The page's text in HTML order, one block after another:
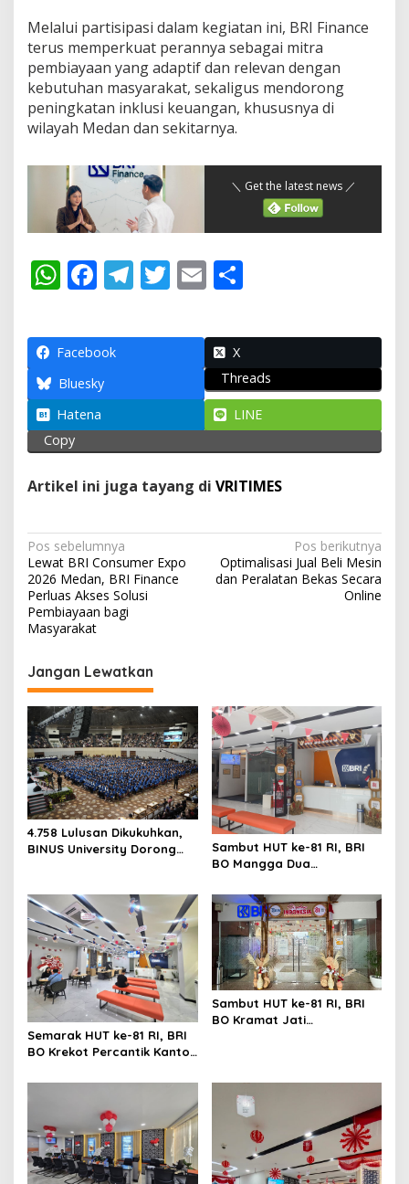
Melalui partisipasi dalam kegiatan ini, BRI Finance
terus memperkuat perannya sebagai mitra
pembiayaan yang adaptif dan relevan dengan
kebutuhan masyarakat, sekaligus mendorong
peningkatan inklusi keuangan, khususnya di
wilayah Medan dan sekitarnya.
＼ Get the latest news ／
W
at
s
A
p
p
F
e
b
o
o
k
T
e
a
m
T
itt
E
ai
l
ar
e
Facebook
X
Bluesky
Threads
Hatena
LINE
Copy
Artikel ini juga tayang di VRITIMES
N
a
v
i
a
s
i
p
o
s
Pos sebelumnya
Lewat BRI Consumer Expo
2026 Medan, BRI Finance
Perluas Akses Solusi
Pembiayaan bagi
Masyarakat
Pos berikutnya
Optimalisasi Jual Beli Mesin
dan Peralatan Bekas Secara
Online
Jangan Lewatkan
4.758 Lulusan Dikukuhkan,
BINUS University Dorong
Sambut HUT ke-81 RI, BRI
BO Mangga Dua
dengan Nuansa Merah
Putih
Semarak HUT ke-81 RI, BRI
BO Krekot Percantik Kantor
Bernuansa Merah Putih
Sambut HUT ke-81 RI, BRI
BO Kramat Jati